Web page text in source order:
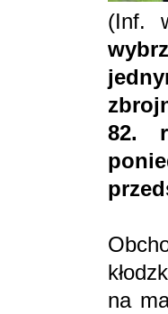
(Inf.
82.
na